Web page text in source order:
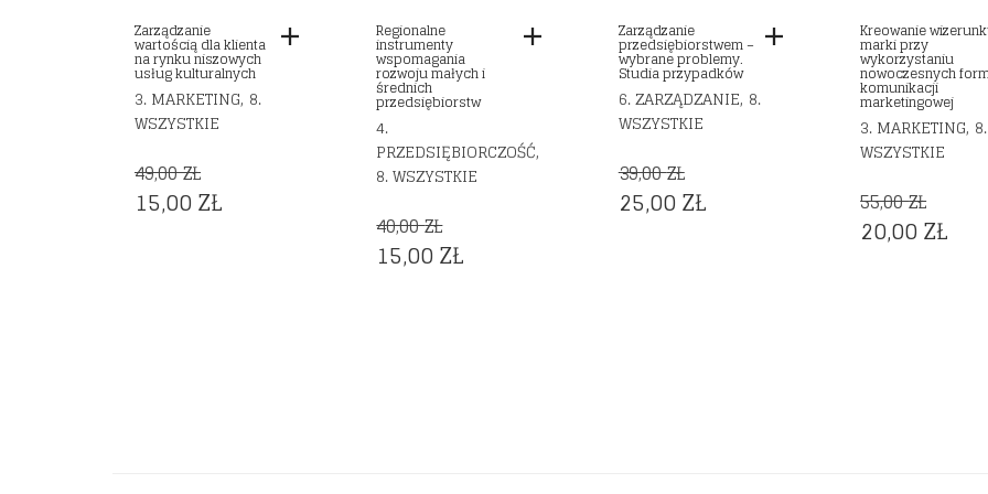
Zarządzanie
wartością dla klienta
na rynku niszowych
usług kulturalnych
3. MARKETING, 8.
WSZYSTKIE
49,00ZŁ
ORIGINAL
15,00ZŁCURRENT
Regionalne
instrumenty
wspomagania
rozwoju małych i
średnich
przedsiębiorstw
4.
PRZEDSIĘBIORCZOŚĆ,
8. WSZYSTKIE
40,00ZŁ
ORIGINAL
15,00ZŁCURRENT
Zarządzanie
przedsiębiorstwem –
wybrane problemy.
Studia przypadków
6. ZARZĄDZANIE, 8.
WSZYSTKIE
39,00ZŁ
ORIGINAL
25,00ZŁCURRENT
Kreowanie
marki przy
wykorzystaniu
nowoczesnych
komunikacji
marketingowej
3. MARKETING, 8.
WSZYSTKIE
55,00ZŁ
ORIGINAL
20,00ZŁ